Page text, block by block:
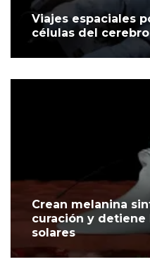
Viajes espaciales
células del cerebro
Crean melanina
curación y detiene
solares